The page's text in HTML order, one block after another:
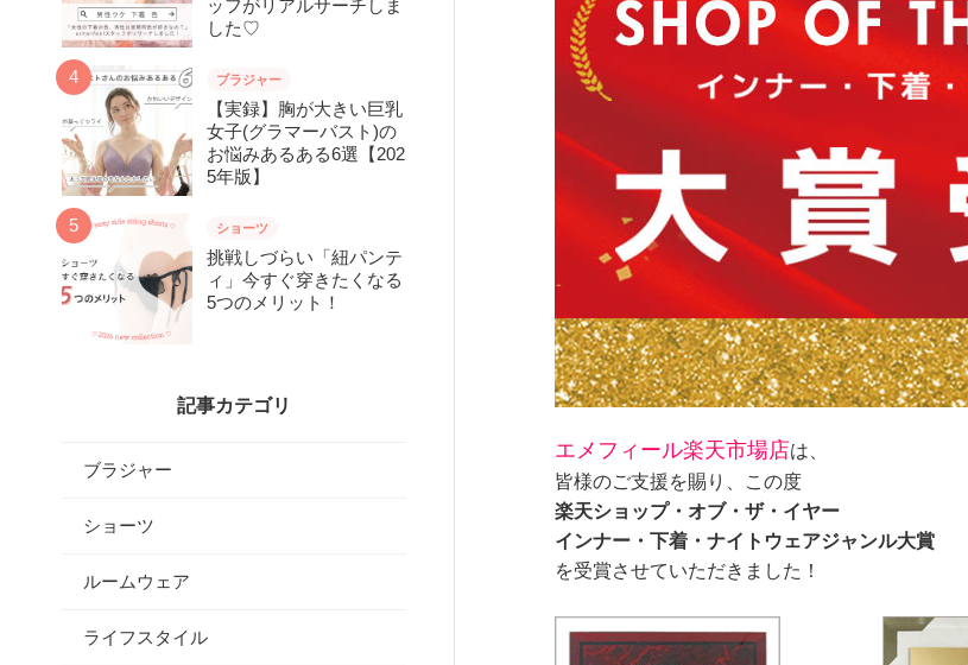
エメフィール楽天市場店は、
皆様のご支援を賜り、この度
楽天ショップ・オブ・ザ・イヤー
インナー・下着・ナイトウェアジャンル大賞
を受賞させていただきました！
ッフがリアルサーチしま
した♡
ブラジャー
【実録】胸が大きい巨乳
女子(グラマーバスト)の
お悩みあるある6選【202
5年版】
ショーツ
挑戦しづらい「紐パンテ
ィ」今すぐ穿きたくなる
5つのメリット！
記事カテゴリ
ブラジャー
ショーツ
ルームウェア
ライフスタイル